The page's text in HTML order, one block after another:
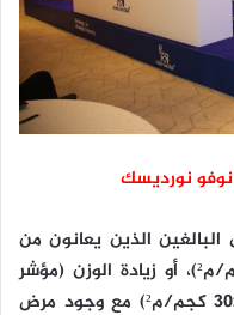
نورديسك
الذين يعانون من
السمنة (مؤشر كتلة الجسم ≥30 كجم/م²)، أو زيادة الوزن (مؤشر
كتلة الجسم من ≥27 كجم/م² إلى <30 كجم/م²) مع وجود مرض